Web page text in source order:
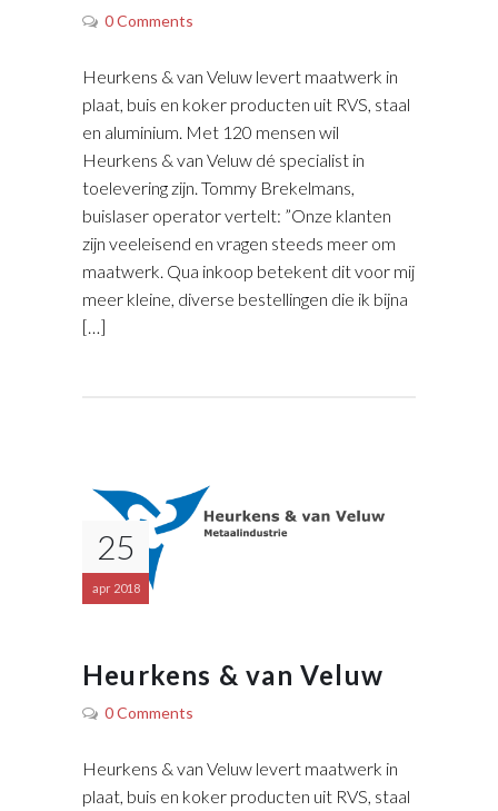
0 Comments
Heurkens & van Veluw levert maatwerk in
plaat, buis en koker producten uit RVS, staal
en aluminium. Met 120 mensen wil
Heurkens & van Veluw dé specialist in
toelevering zijn. Tommy Brekelmans,
buislaser operator vertelt: ”Onze klanten
zijn veeleisend en vragen steeds meer om
maatwerk. Qua inkoop betekent dit voor mij
meer kleine, diverse bestellingen die ik bijna
[…]
25
apr 2018
Heurkens & van Veluw
0 Comments
Heurkens & van Veluw levert maatwerk in
plaat, buis en koker producten uit RVS, staal